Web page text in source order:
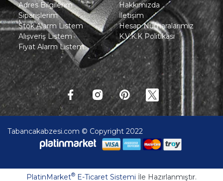
Adres Bilgilerim
Siparişlerim
Stok Alarm Listem
Alışveriş Listem
Fiyat Alarm Listem
Hakkımızda
İletişim
Hesap Numaralarımız
K.V.K.K Politikası
Tabancakabzesi.com © Copyright 2022
PlatinMarket® E-Ticaret Sistemi İle Hazırlanmıştır.